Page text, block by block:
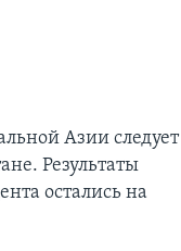
Азии следует
Результаты
остались на